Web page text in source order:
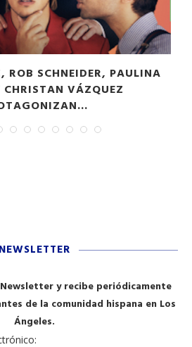
ROB SCHNEIDER, PAULINA
VÁZQUEZ
NEWSLETTER
y recibe periódicamente
de la comunidad hispana en Los
Ángeles.